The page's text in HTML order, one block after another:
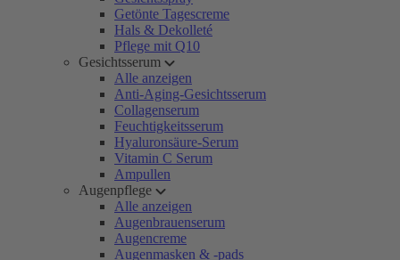
Getönte Tagescreme
Hals & Dekolleté
Pflege mit Q10
Gesichtsserum
Alle anzeigen
Anti-Aging-Gesichtsserum
Collagenserum
Feuchtigkeitsserum
Hyaluronsäure-Serum
Vitamin C Serum
Ampullen
Augenpflege
Alle anzeigen
Augenbrauenserum
Augencreme
Augenmasken & -pads